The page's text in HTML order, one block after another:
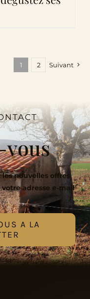
1 2 Suivant
nouvelles offres
adresse e-mail
A LA